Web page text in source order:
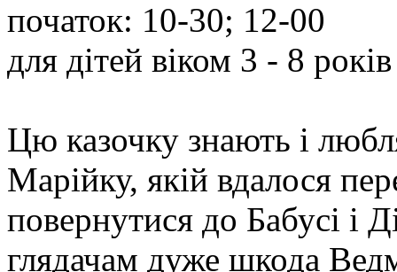
початок: 10-30; 12-00
для дітей віком 3 - 8 років
Цю казочку знають і
Марійку, якій вдалося
повернутися до Бабусі і
глядачам дуже шкода